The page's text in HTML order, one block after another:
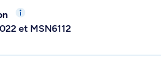
et MSN6112